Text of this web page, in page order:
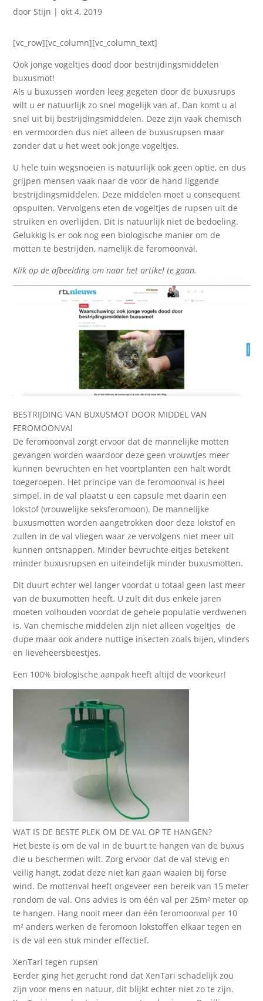
door Stijn |okt 4, 2019
[vc_row][vc_column][vc_column_text]
Ook jonge vogeltjes dood door bestrijdingsmiddelen
buxusmot!
Als u buxussen worden leeg gegeten door de buxusrups
wilt u er natuurlijk zo snel mogelijk van af. Dan komt u al
snel uit bij bestrijdingsmiddelen. Deze zijn vaak chemisch
en vermoorden dus niet alleen de buxusrupsen maar
zonder dat u het weet ook jonge vogeltjes.
U hele tuin wegsnoeien is natuurlijk ook geen optie, en dus
grijpen mensen vaak naar de voor de hand liggende
bestrijdingsmiddelen. Deze middelen moet u consequent
opspuiten. Vervolgens eten de vogeltjes de rupsen uit de
struiken en overlijden. Dit is natuurlijk niet de bedoeling.
Gelukkig is er ook nog een biologische manier om de
motten te bestrijden, namelijk de feromoonval.
Klik op de afbeelding om naar het artikel te gaan.
BESTRIJDING VAN BUXUSMOT DOOR MIDDEL VAN
FEROMOONVAl
De feromoonval zorgt ervoor dat de mannelijke motten
gevangen worden waardoor deze geen vrouwtjes meer
kunnen bevruchten en het voortplanten een halt wordt
toegeroepen. Het principe van de feromoonval is heel
simpel, in de val plaatst u een capsule met daarin een
lokstof (vrouwelijke seksferomoon). De mannelijke
buxusmotten worden aangetrokken door deze lokstof en
zullen in de val vliegen waar ze vervolgens niet meer uit
kunnen ontsnappen. Minder bevruchte eitjes betekent
minder buxusrupsen en uiteindelijk minder buxusmotten.
Dit duurt echter wel langer voordat u totaal geen last meer
van de buxumotten heeft. U zult dit dus enkele jaren
moeten volhouden voordat de gehele populatie verdwenen
is. Van chemische middelen zijn niet alleen vogeltjes de
dupe maar ook andere nuttige insecten zoals bijen, vlinders
en lieveheersbeestjes.
Een 100% biologische aanpak heeft altijd de voorkeur!
WAT IS DE BESTE PLEK OM DE VAL OP TE HANGEN?
Het beste is om de val in de buurt te hangen van de buxus
die u beschermen wilt. Zorg ervoor dat de val stevig en
veilig hangt, zodat deze niet kan gaan waaien bij forse
wind. De mottenval heeft ongeveer een bereik van 15 meter
rondom de val. Ons advies is om één val per 25m² meter op
te hangen. Hang nooit meer dan één feromoonval per 10
m² anders werken de feromoon lokstoffen elkaar tegen en
is de val een stuk minder effectief.
XenTari tegen rupsen
Eerder ging het gerucht rond dat XenTari schadelijk zou
zijn voor mens en natuur, dit blijkt echter niet zo te zijn.